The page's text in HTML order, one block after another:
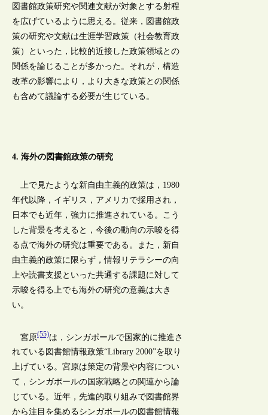
図書館政策研究や関連文献が対象とする射程
を広げているように思える。従来，図書館政
策の研究や文献は生涯学習政策（社会教育政
策）といった，比較的近接した政策領域との
関係を論じることが多かった。それが，構造
改革の影響により，より大きな政策との関係
も含めて議論する必要が生じている。
4. 海外の図書館政策の研究
上で見たような新自由主義的政策は，1980
年代以降，イギリス，アメリカで採用され，
日本でも近年，強力に推進されている。こう
した背景を考えると，今後の動向の示唆を得
る点で海外の研究は重要である。また，新自
由主義的政策に限らず，情報リテラシーの向
上や読書支援といった共通する課題に対して
示唆を得る上でも海外の研究の意義は大き
い。
宮原(55)は，シンガポールで国家的に推進さ
れている図書館情報政策“Library 2000”を取り
上げている。宮原は策定の背景や内容につい
て，シンガポールの国家戦略との関連から論
じている。近年，先進的取り組みで図書館界
から注目を集めるシンガポールの図書館情報